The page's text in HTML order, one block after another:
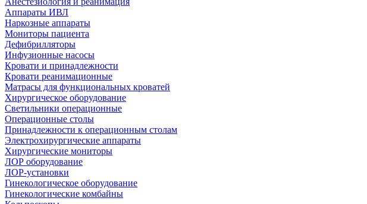
Аппараты ИВЛ
Наркозные аппараты
Мониторы пациента
Дефибрилляторы
Инфузионные насосы
Кровати и принадлежности
Кровати реанимационные
Матрасы для функциональных кроватей
Хирургическое оборудование
Светильники операционные
Операционные столы
Принадлежности к операционным столам
Электрохирургические аппараты
Хирургические мониторы
ЛОР оборудование
ЛОР-установки
Гинекологическое оборудование
Гинекологические комбайны